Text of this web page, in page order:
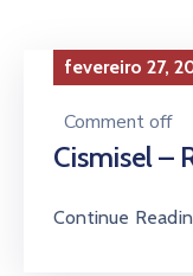
fevereiro 27,
Comment off
Cismisel –
Continue